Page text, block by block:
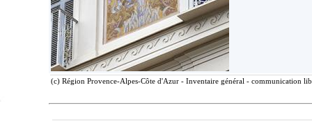
(c) Région Provence-Alpes-Côte d'Azur - Inventaire général - communication